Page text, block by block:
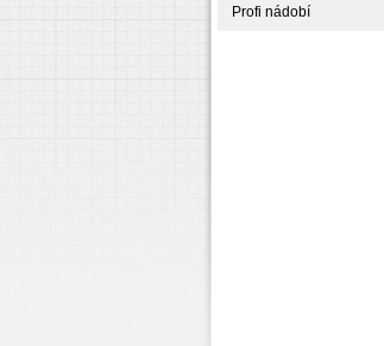
Profi nádobí